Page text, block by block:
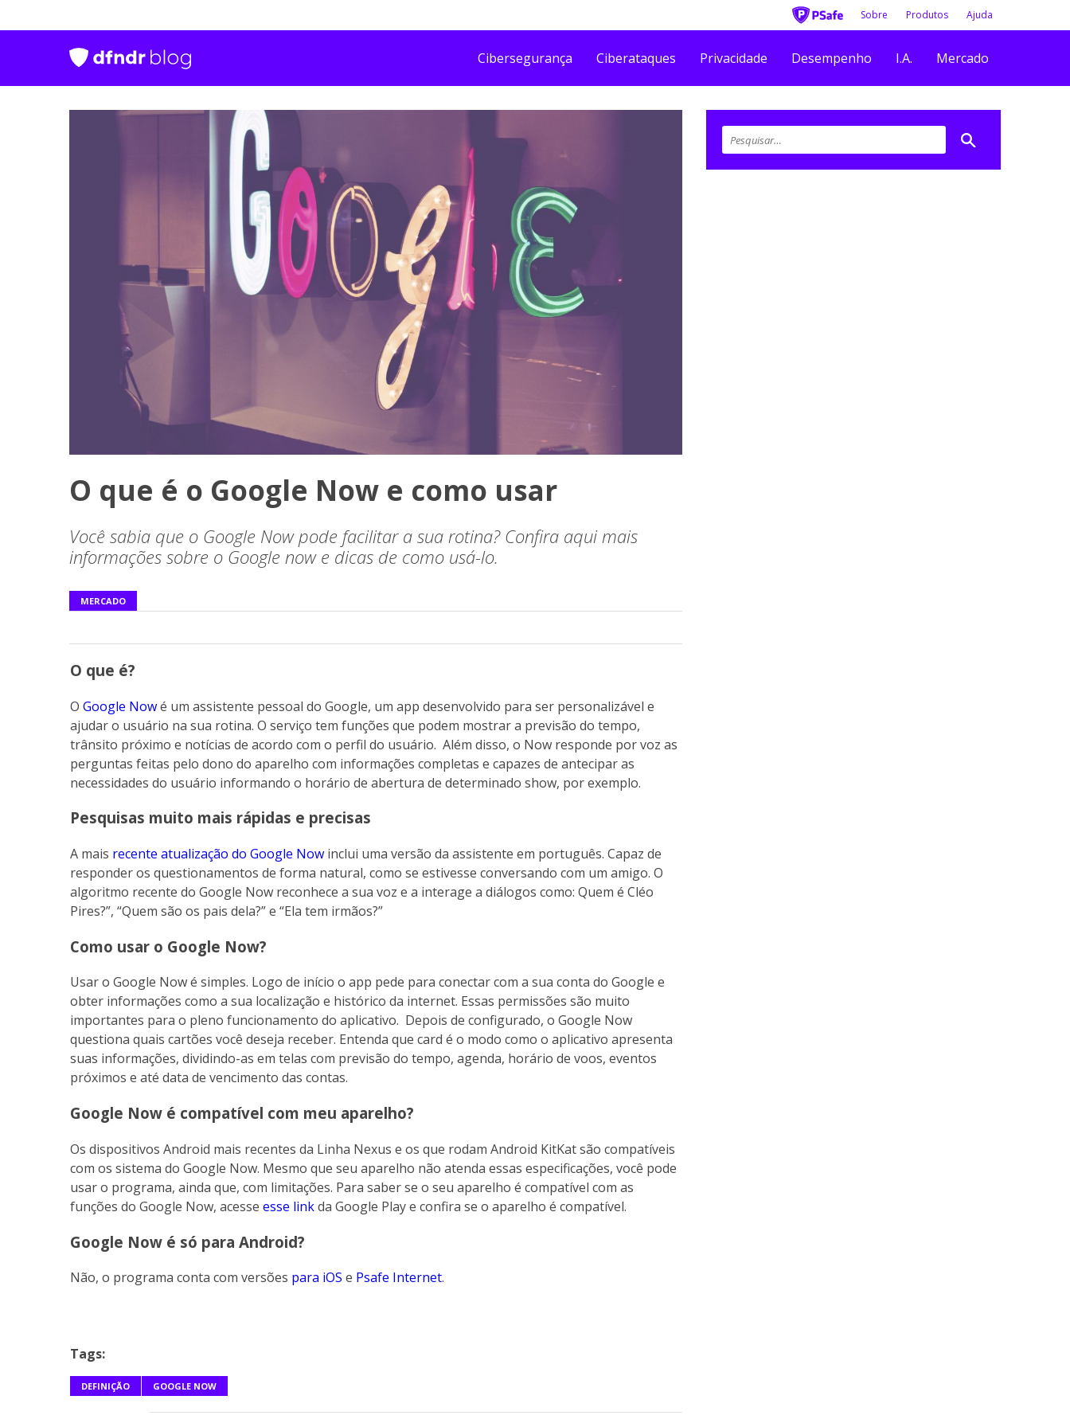
Sobre Produtos Ajuda
Cibersegurança Ciberataques Privacidade Desempenho I.A. Mercado
O que é o Google Now e como usar
Você sabia que o Google Now pode facilitar a sua rotina? Confira aqui mais
informações sobre o Google now e dicas de como usá-lo.
MERCADO
O que é?
O Google Nowé um assistente pessoal do Google, um app desenvolvido para ser personalizável e
ajudar o usuário na sua rotina. O serviço tem funções que podem mostrar a previsão do tempo,
trânsito próximo e notícias de acordo com o perfil do usuário. Além disso, o Now responde por voz as
perguntas feitas pelo dono do aparelho com informações completas e capazes de antecipar as
necessidades do usuário informando o horário de abertura de determinado show, por exemplo.
Pesquisas muito mais rápidas e precisas
A mais recente atualização do Google Now inclui uma versão da assistente em português. Capaz de
responder os questionamentos de forma natural, como se estivesse conversando com um amigo. O
algoritmo recente do Google Now reconhece a sua voz e a interage a diálogos como: Quem é Cléo
Pires?”, “Quem são os pais dela?” e “Ela tem irmãos?”
Como usar o Google Now?
Usar o Google Now é simples. Logo de início o app pede para conectar com a sua conta do Google e
obter informações como a sua localização e histórico da internet. Essas permissões são muito
importantes para o pleno funcionamento do aplicativo. Depois de configurado, o Google Now
questiona quais cartões você deseja receber. Entenda que card é o modo como o aplicativo apresenta
suas informações, dividindo-as em telas com previsão do tempo, agenda, horário de voos, eventos
próximos e até data de vencimento das contas.
Google Now é compatível com meu aparelho?
Os dispositivos Android mais recentes da Linha Nexus e os que rodam Android KitKat são compatíveis
com os sistema do Google Now. Mesmo que seu aparelho não atenda essas especificações, você pode
usar o programa, ainda que, com limitações. Para saber se o seu aparelho é compatível com as
funções do Google Now, acesse esse linkda Google Play e confira se o aparelho é compatível.
Google Now é só para Android?
Não, o programa conta com versões para iOS e Psafe Internet.
Tags:
DEFINIÇÃO GOOGLE NOW